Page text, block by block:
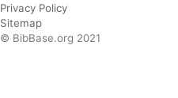
Privacy Policy
Sitemap
© BibBase.org 2021